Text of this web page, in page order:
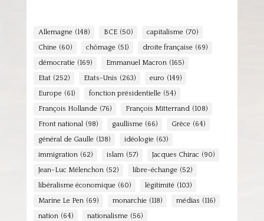
Allemagne (148) BCE (50) capitalisme (70)
Chine (60) chômage (51) droite française (69)
démocratie (169) Emmanuel Macron (165)
Etat (252) Etats-Unis (263) euro (149)
Europe (61) fonction présidentielle (54)
François Hollande (76) François Mitterrand (108)
Front national (98) gaullisme (66) Grèce (64)
général de Gaulle (138) idéologie (63)
immigration (62) islam (57) Jacques Chirac (90)
Jean-Luc Mélenchon (52) libre-échange (52)
libéralisme économique (60) légitimité (103)
Marine Le Pen (69) monarchie (118) médias (116)
nation (64) nationalisme (56)